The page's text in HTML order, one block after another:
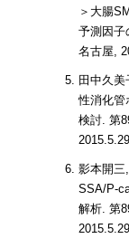
＞大腸
予測因子
名古屋,
田中久
性消化管
検討. 第
影本開
SSA/P-
解析. 第